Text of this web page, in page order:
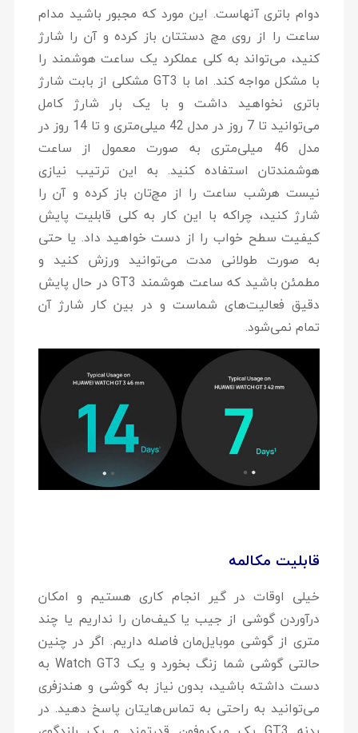
دوام باتری آنهاست. این مورد که مجبور باشید مدام
ساعت را از روی مچ دستتان باز کرده و آن را شارژ
کنید، می‌تواند به کلی عملکرد یک ساعت هوشمند را
با مشکل مواجه کند. اما با GT3 مشکلی از بابت شارژ
باتری نخواهید داشت و با یک بار شارژ کامل
می‌توانید تا 7 روز در مدل 42 میلی‌متری و تا 14 روز در
مدل 46 میلی‌متری به صورت معمول از ساعت
هوشمندتان استفاده کنید. به این ترتیب نیازی
نیست هرشب ساعت را از مچ‌تان باز کرده و آن را
شارژ کنید، چراکه با این کار به کلی قابلیت پایش
کیفیت سطح خواب را از دست خواهید داد. یا حتی
به صورت طولانی مدت می‌توانید ورزش کنید و
مطمئن باشید که ساعت هوشمند GT3 در حال پایش
دقیق فعالیت‌های شماست و در بین کار شارژ آن
تمام نمی‌شود.
قابلیت مکالمه
خیلی اوقات در گیر انجام کاری هستیم و امکان
درآوردن گوشی از جیب یا کیف‌مان را نداریم یا چند
متری از گوشی موبایل‌مان فاصله داریم. اگر در چنین
حالتی گوشی شما زنگ بخورد و یک Watch GT3 به
دست داشته باشید، بدون نیاز به گوشی و هندزفری
می‌توانید به راحتی به تماس‌هایتان پاسخ دهید. در